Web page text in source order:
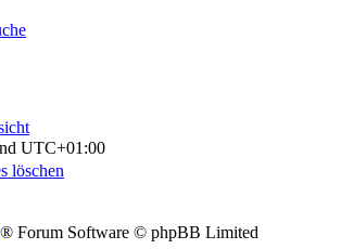
UTC+01:00
löschen
® Forum Software © phpBB Limited